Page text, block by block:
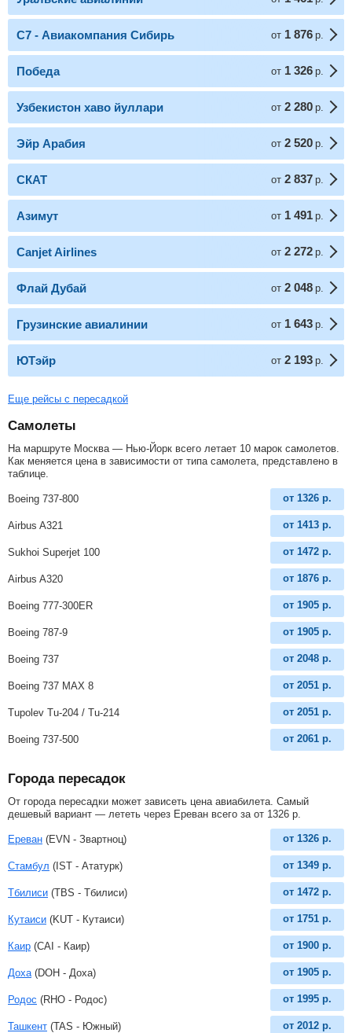
С7 - Авиакомпания Сибирь от 1 876 р.
Победа от 1 326 р.
Узбекистон хаво йуллари от 2 280 р.
Эйр Арабия от 2 520 р.
СКАТ от 2 837 р.
Азимут от 1 491 р.
Canjet Airlines от 2 272 р.
Флай Дубай от 2 048 р.
Грузинские авиалинии от 1 643 р.
ЮТэйр от 2 193 р.
Еще рейсы с пересадкой
Самолеты
На маршруте Москва — Нью-Йорк всего летает 10 марок самолетов.
Как меняется цена в зависимости от типа самолета, представлено в
таблице.
Boeing 737-800 от 1326 р.
Airbus A321 от 1413 р.
Sukhoi Superjet 100 от 1472 р.
Airbus A320 от 1876 р.
Boeing 777-300ER от 1905 р.
Boeing 787-9 от 1905 р.
Boeing 737 от 2048 р.
Boeing 737 MAX 8 от 2051 р.
Tupolev Tu-204 / Tu-214 от 2051 р.
Boeing 737-500 от 2061 р.
Города пересадок
От города пересадки может зависеть цена авиабилета. Самый
дешевый вариант — лететь через Ереван всего за от 1326 р
Ереван (EVN - Звартноц) от 1326 р.
Стамбул (IST - Ататурк) от 1349 р.
Тбилиси (TBS - Тбилиси) от 1472 р.
Кутаиси (KUT - Кутаиси) от 1751 р.
Каир (CAI - Каир) от 1900 р.
Доха (DOH - Доха) от 1905 р.
Родос (RHO - Родос) от 1995 р.
Ташкент (TAS - Южный) от 2012 р.